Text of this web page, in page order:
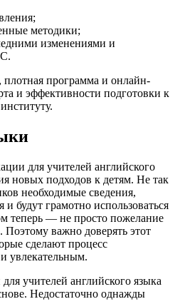
методики;
изменениями и
программа и онлайн-
и эффективности подготовки к
для учителей английского
новых подходов к детям. Не так
необходимые сведения,
и будут грамотно использоваться
теперь — не просто пожелание
Поэтому важно доверять этот
сделают процесс
увлекательным.
учителей английского языка
Недостаточно однажды